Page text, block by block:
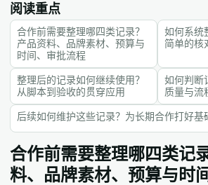
阅读重点
合作前需要整理哪四类记录？
产品资料、品牌素材、预算与
时间、审批流程
如何系统
简单的核
整理后的记录如何继续使用？
从脚本到验收的贯穿应用
如何判断
质量与流
后续如何维护这些记录？为长期合作打好基
合作前需要整理哪四类记
料、品牌素材、预算与时